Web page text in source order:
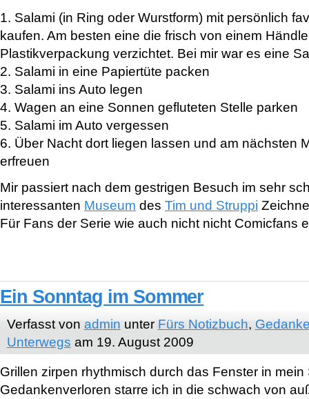
1. Salami (in Ring oder Wurstform) mit persönlich
kaufen. Am besten eine die frisch von einem
Plastikverpackung verzichtet. Bei mir war es eine
2. Salami in eine Papiertüte packen
3. Salami ins Auto legen
4. Wagen an eine Sonnen gefluteten Stelle parken
5. Salami im Auto vergessen
6. Über Nacht dort liegen lassen und am nächsten
erfreuen
Mir passiert nach dem gestrigen Besuch im sehr
interessanten Museum des Tim und Struppi
Für Fans der Serie wie auch nicht nicht Comicfans
Ein Sonntag im Sommer
Verfasst von admin unter Fürs Notizbuch,
Unterwegs am 19. August 2009
Grillen zirpen rhythmisch durch das Fenster in mein
Gedankenverloren starre ich in die schwach von